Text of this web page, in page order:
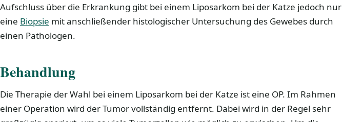
Aufschluss über die Erkrankung gibt bei einem Liposarkom bei der Katze jedoch nur
eine Biopsie mit anschließender histologischer Untersuchung des Gewebes durch
einen Pathologen.
Behandlung
Die Therapie der Wahl bei einem Liposarkom bei der Katze ist eine OP. Im Rahmen
einer Operation wird der Tumor vollständig entfernt. Dabei wird in der Regel sehr